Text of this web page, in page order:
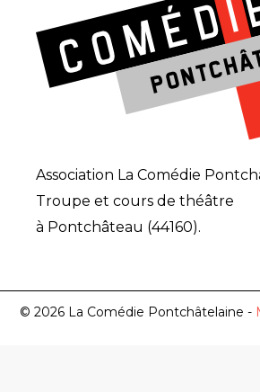
Association La Comédie
Troupe et cours de théâtre
à Pontchâteau (44160).
© 2026 La Comédie Pontchâtelaine -